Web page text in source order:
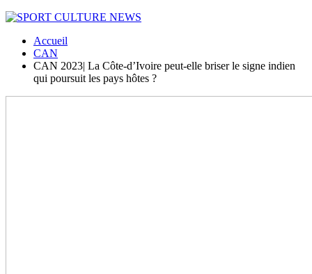
Accueil
CAN
CAN 2023| La Côte-d’Ivoire peut-elle briser le signe indien
qui poursuit les pays hôtes ?